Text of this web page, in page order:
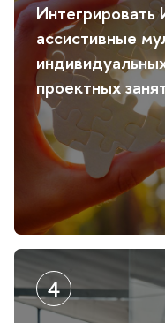
Интегрировать
ассистивные
проектных